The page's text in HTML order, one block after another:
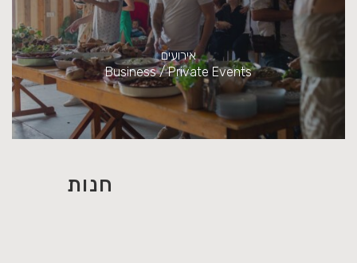
אירועים
Business / Private Events
חנות